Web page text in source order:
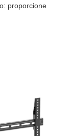
proporcione